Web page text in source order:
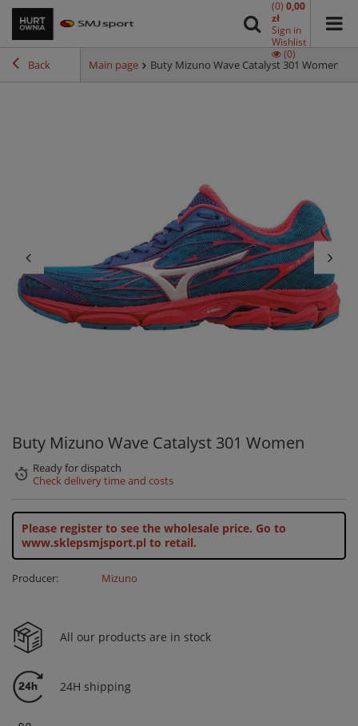
(0) 0,00
zł
Sign in
Wishlist
(0)
Back Main page Buty Mizuno Wave Catalyst 301 Women
Buty Mizuno Wave Catalyst 301 Women
Ready for dispatch
Check delivery time and costs
Please register to see the wholesale price. Go to
www.sklepsmjsport.pl to retail.
Producer: Mizuno
All our products are in stock
24H shipping